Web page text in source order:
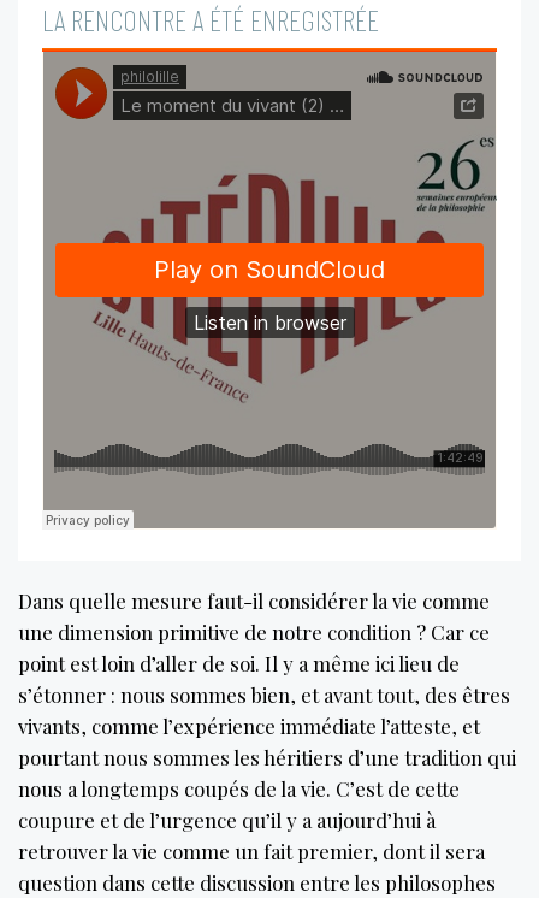
LA RENCONTRE A ÉTÉ ENREGISTRÉE
Dans quelle mesure faut-il considérer la vie comme
une dimension primitive de notre condition ? Car ce
point est loin d’aller de soi. Il y a même ici lieu de
s’étonner : nous sommes bien, et avant tout, des êtres
vivants, comme l’expérience immédiate l’atteste, et
pourtant nous sommes les héritiers d’une tradition qui
nous a longtemps coupés de la vie. C’est de cette
coupure et de l’urgence qu’il y a aujourd’hui à
retrouver la vie comme un fait premier, dont il sera
question dans cette discussion entre les philosophes